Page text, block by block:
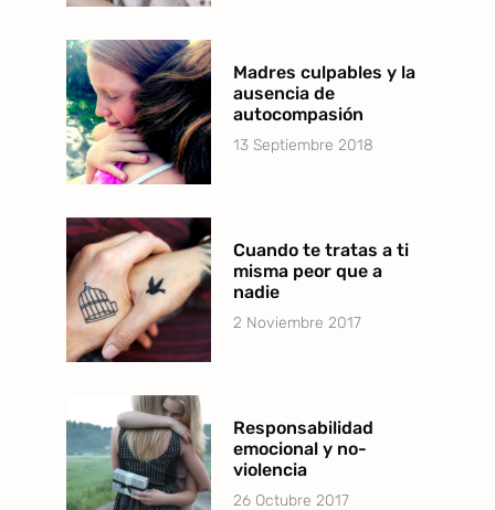
Madres culpables y la
ausencia de
autocompasión
13 Septiembre 2018
Cuando te tratas a ti
misma peor que a
nadie
2 Noviembre 2017
Responsabilidad
emocional y no-
violencia
26 Octubre 2017